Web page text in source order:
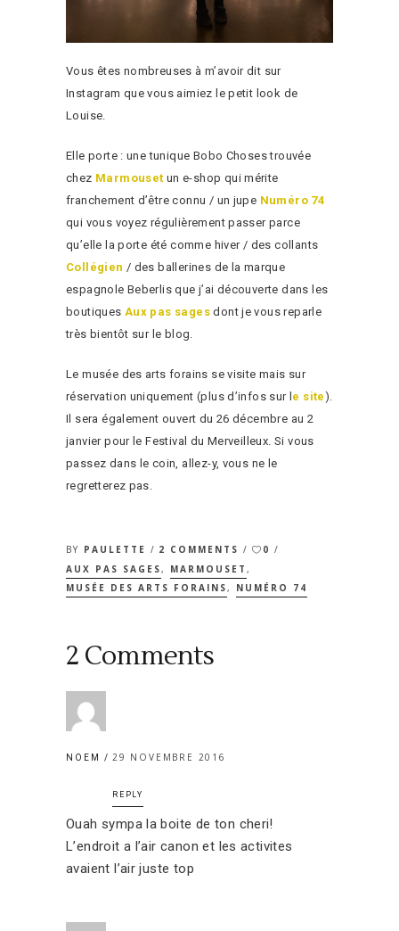
Vous êtes nombreuses à m’avoir dit sur
Instagram que vous aimiez le petit look de
Louise.
Elle porte : une tunique Bobo Choses trouvée
chez Marmouset un e-shop qui mérite
franchement d’être connu / un jupe Numéro 74
qui vous voyez régulièrement passer parce
qu’elle la porte été comme hiver / des collants
Collégien / des ballerines de la marque
espagnole Beberlis que j’ai découverte dans les
boutiques Aux pas sagesdont je vous reparle
très bientôt sur le blog.
Le musée des arts forains se visite mais sur
réservation uniquement (plus d’infos sur l e site).
Il sera également ouvert du 26 décembre au 2
janvier pour le Festival du Merveilleux. Si vous
passez dans le coin, allez-y, vous ne le
regretterez pas.
BY PAULETTE 2 COMMENTS
0
AUX PAS SAGES, MARMOUSET ,
MUSÉE DES ARTS FORAINS, NUMÉRO 74
2 Comments
NOEM 29 NOVEMBRE 2016
REPLY
Ouah sympa la boite de ton cheri!
L’endroit a l’air canon et les activites
avaient l’air juste top